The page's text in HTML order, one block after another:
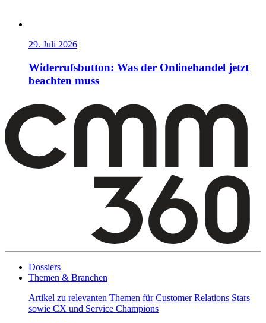
29. Juli 2026
Widerrufsbutton: Was der Onlinehandel jetzt
beachten muss
Dossiers
Themen & Branchen
Artikel zu relevanten Themen für Customer Relations Stars
sowie CX und Service Champions